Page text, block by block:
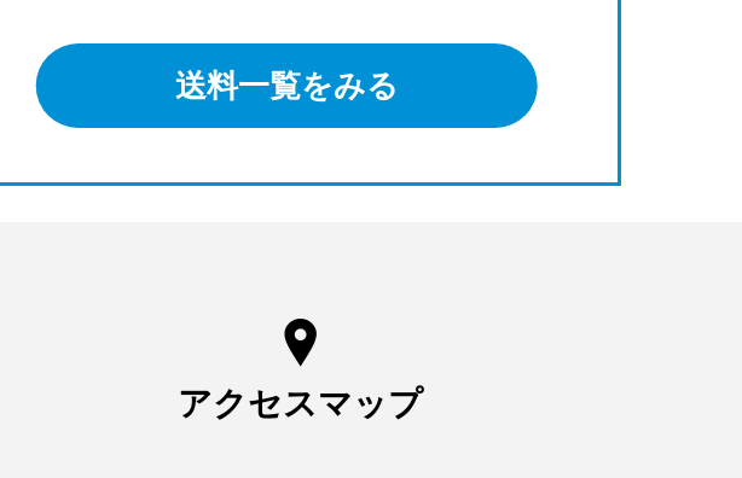
送料一覧をみる
アクセスマップ